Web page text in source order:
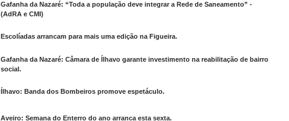
Gafanha da Nazaré: “Toda a população deve integrar a Rede de Saneamento” -
(AdRA e CMI)
Escolíadas arrancam para mais uma edição na Figueira.
Gafanha da Nazaré: Câmara de Ílhavo garante investimento na reabilitação de bairro
social.
Ílhavo: Banda dos Bombeiros promove espetáculo.
Aveiro: Semana do Enterro do ano arranca esta sexta.